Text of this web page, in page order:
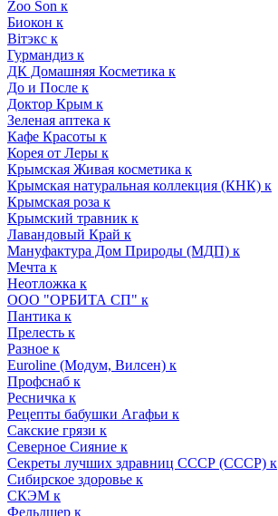
Zoo Son к
Биокон к
Вiтэкс к
Гурмандиз к
ДК Домашняя Косметика к
До и После к
Доктор Крым к
Зеленая аптека к
Кафе Красоты к
Корея от Леры к
Крымская Живая косметика к
Крымская натуральная коллекция (КНК) к
Крымская роза к
Крымский травник к
Лавандовый Край к
Мануфактура Дом Природы (МДП) к
Мечта к
Неотложка к
ООО "ОРБИТА СП" к
Пантика к
Прелесть к
Разное к
Euroline (Модум, Вилсен) к
Профснаб к
Ресничка к
Рецепты бабушки Агафьи к
Сакские грязи к
Северное Сияние к
Секреты лучших здравниц СССР (СССР) к
Сибирское здоровье к
СКЭМ к
Фельдшер к